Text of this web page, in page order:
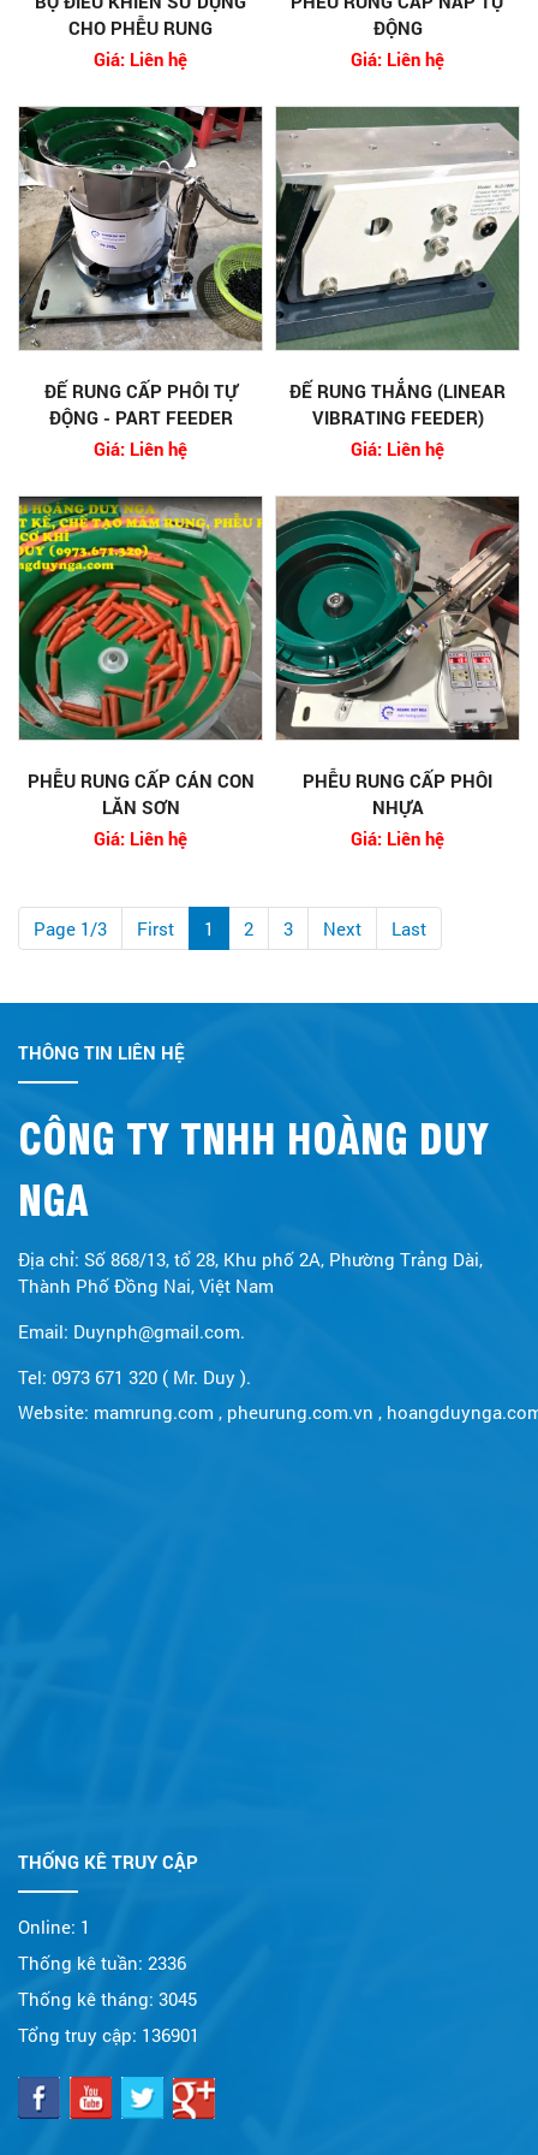
CHO PHỄU RUNG
Giá: Liên hệ
ĐỘNG
Giá: Liên hệ
ĐẾ RUNG CẤP PHÔI TỰ
ĐỘNG - PART FEEDER
Giá: Liên hệ
ĐẾ RUNG THẲNG (LINEAR
VIBRATING FEEDER)
Giá: Liên hệ
PHỄU RUNG CẤP CÁN CON
LĂN SƠN
Giá: Liên hệ
PHỄU RUNG CẤP PHÔI
NHỰA
Giá: Liên hệ
Page 1/3 First 1 2 3 Next Last
THÔNG TIN LIÊN HỆ
CÔNG TY TNHH HOÀNG DUY
NGA
Địa chỉ: Số 868/13, tổ 28, Khu phố 2A, Phường Trảng Dài,
Thành Phố Đồng Nai, Việt Nam
Email: Duynph@gmail.com.
Tel: 0973 671 320 ( Mr. Duy ).
Website: mamrung.com , pheurung.com.vn ,
THỐNG KÊ TRUY CẬP
Online: 1
Thống kê tuần: 2336
Thống kê tháng: 3045
Tổng truy cập: 136901